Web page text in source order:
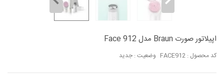
اپیلاتور صورت Braun مدل Face 912
کد محصول : FACE912 وضعیت : جدید